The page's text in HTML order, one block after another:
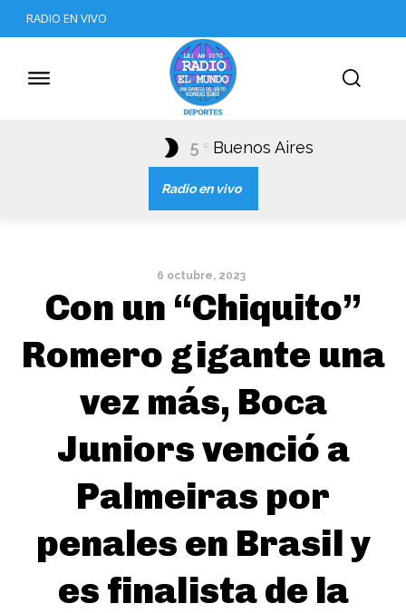
RADIO EN VIVO
5 C Buenos Aires
Radio en vivo
6 octubre, 2023
Con un “Chiquito”
Romero gigante una
vez más, Boca
Juniors venció a
Palmeiras por
penales en Brasil y
es finalista de la